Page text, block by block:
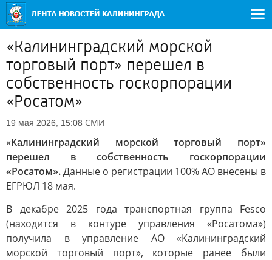
«Калининградский морской
торговый порт» перешел в
собственность госкорпорации
«Росатом»
19 мая 2026, 15:08 СМИ
«Калининградский морской торговый порт»
перешел в собственность госкорпорации
«Росатом».Данные о регистрации 100% АО внесены в
ЕГРЮЛ 18 мая.
В декабре 2025 года транспортная группа Fesco
(находится в контуре управления «Росатома»)
получила в управление АО «Калининградский
морской торговый порт», которые ранее были